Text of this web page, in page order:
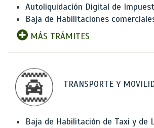
Autoliquidación Digital de
Baja de Habilitaciones
MÁS TRÁMITES
TRANSPORTE Y
Baja de Habilitación de Taxi y de